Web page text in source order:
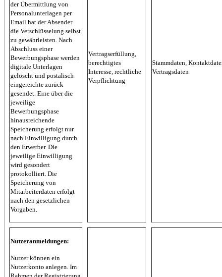
der Übermittlung von
Personalunterlagen per
Email hat der Absender
die Verschlüsselung selbst
zu gewährleisten. Nach
Abschluss einer
Bewerbungsphase werden
digitale Unterlagen
gelöscht und postalisch
eingereichte zurück
gesendet. Eine über die
jeweilige
Bewerbungsphase
hinausreichende
Speicherung erfolgt nur
nach Einwilligung durch
den Erwerber. Die
jeweilige Einwilligung
wird gesondert
protokolliert. Die
Speicherung von
Mitarbeiterdaten erfolgt
nach den gesetzlichen
Vorgaben.
Vertragserfüllung,
berechtigtes
Interesse, rechtliche
Verpflichtung
Stammdaten,
Vertragsdaten
Nutzeranmeldungen:
Nutzer können ein
Nutzerkonto anlegen. Im